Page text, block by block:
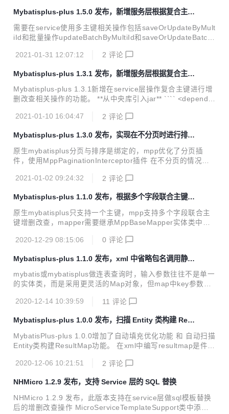
Mybatisplus-plus 1.5.0 发布，新增服务层根据复合主键
批量更新操作
需要在service使用多主键相关操作包括saveOrUpdateByMult
iId和批量操作updateBatchByMultiId和saveOrUpdateBatch
MppService接口和MppServiceImpl public interface Test07
s Test07ServiceImpl extends MppServiceImpl<Test07Map
per, Test07En...
2021-01-31 12:07:12 2 评论
Mybatisplus-plus 1.3.1 发布，新增服务层根据复合主键
CRUD 操作
Mybatisplus-plus 1.3.1新增在service层操作复合主键进行增
删改查相关操作的功能。 **从中央库引入jar** ```` <depende
d>mybatisplus-plus</artifactId> <version>1.3.1-RELEASE
MppMultiId表明联合主键 ```` @TableName("...
2021-01-10 16:04:47 2 评论
Mybatisplus-plus 1.3.0 发布，实现在不分页时进行排序
操作
原生mybatisplus分页与排序是绑定的，mpp优化了分页插
件，使用MppPaginationInterceptor插件 在不分页的情况下
据，同时设置OrderItem可以实现排序 从中央库引入jar <dep
tifactId>mybatisplus-plus</artifactId> <version>1.3.0-REL
EASE</version> </d...
2021-01-02 09:24:32 2 评论
Mybatisplus-plus 1.1.0 发布，根据多个字段联合主键增
删改查
原生mybatisplus只支持一个主键，mpp支持多个字段联合主
键增删改查，mapper需要继承MppBaseMapper实体类中联
变量上使用@MppMultiId表明联合主键 @TableName("test0
(value = "k1") private Integer k1; @MppMultiId @TableFiel
d(value = "k2") private ...
2020-12-29 08:15:06 0 评论
Mybatisplus-plus 1.1.0 发布，xml 中省略包名调用静态
方法并支持 lambda
mybatis或mybatisplus做连表查询时，输入参数往往不是单一
的实体类，而是采用更灵活的Map对象，但map中key参数的
atis在xml中调用静态类方法和变量时需要填写完整的包名不利
翻译entity中的列名称，mpp 1.1.0做了封装支持xml的ognl中
引入默认包名，并支持lambda定义列名称，例如xml使用以下
语句引入map参数中create_time 原生方式 #{create_time} m
pp的默认包名引用接口常量方式 配置文件中mpp...
2020-12-14 10:39:59 11 评论
Mybatisplus-plus 1.0.0 发布，扫描 Entity 类构建 Res
ultMap 主键填充
MybatisPlus-plus 1.0.0增加了自动填充优化功能 和 自动扫描
Entity类构建ResultMap功能。 在xml中编写resultmap是件头
ap返回，分别建resultmap工作量会翻倍。 使用@AutoMap注
注解的字段，自动生成scan.mybatis-plus_xxxx为id的result
Map可以在xml中直接配置使用这个resultMap实例，并且还支
持继承关系，扫描实体子类会附加上父类的字段信息一起构建
2020-12-06 10:21:51 2 评论
NHMicro 1.2.9 发布，支持 Service 层的 SQL 替换
NHMicro 1.2.9 发布，此版本支持在service层做sql模板替换
后的增删改查操作 MicroServiceTemplateSupport类中添加